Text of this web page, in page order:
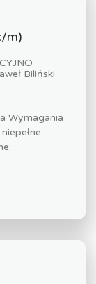
m)
Biliński
Wymagania